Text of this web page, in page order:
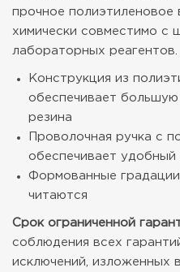
прочное полиэтиленовое
химически совместимо с
лабораторных реагентов.
Конструкция из
обеспечивает большую
резина
Проволочная ручка с
обеспечивает удобный
Формованные
читаются
Срок ограниченной
соблюдения всех
исключений, изложенных